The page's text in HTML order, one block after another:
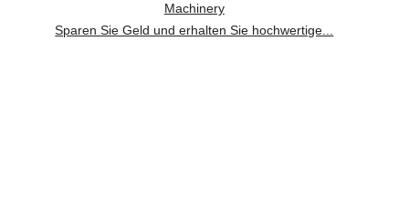
Machinery
Sparen Sie Geld und erhalten Sie hochwertige...